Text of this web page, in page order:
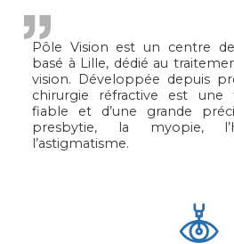
Pôle Vision est un centre
basé à Lille, dédié au
vision. Développée depuis
chirurgie réfractive est une
fiable et d’une grande
presbytie, la myopie,
l’astigmatisme.